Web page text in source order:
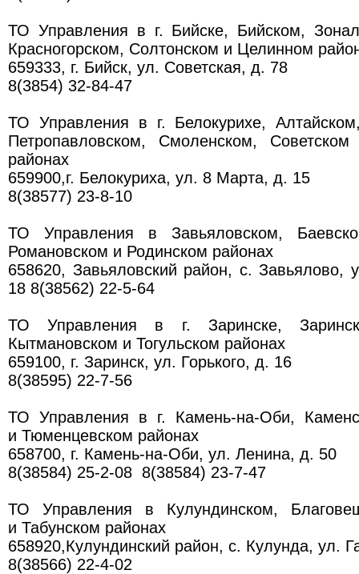
ТО Управления в г. Бийске, Бийском,
Красногорском, Солтонском и Целинном
659333, г. Бийск, ул. Советская, д. 78
8(3854) 32-84-47
ТО Управления в г. Белокурихе,
Петропавловском, Смоленском,
районах
659900,г. Белокуриха, ул. 8 Марта, д. 15
8(38577) 23-8-10
ТО Управления в Завьяловском,
Романовском и Родинском районах
658620, Завьяловский район, с. Завьялово,
18 8(38562) 22-5-64
ТО Управления в г. Заринске,
Кытмановском и Тогульском районах
659100, г. Заринск, ул. Горького, д. 16
8(38595) 22-7-56
ТО Управления в г. Камень-на-Оби,
и Тюменцевском районах
658700, г. Камень-на-Оби, ул. Ленина, д. 50
8(38584) 25-2-08 8(38584) 23-7-47
ТО Управления в Кулундинском,
и Табунском районах
658920,Кулундинский район, с. Кулунда, ул.
8(38566) 22-4-02